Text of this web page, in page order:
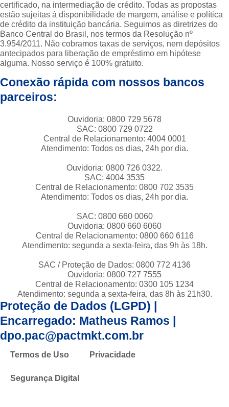
certificado, na intermediação de crédito. Todas as propostas
estão sujeitas à disponibilidade de margem, análise e política
de crédito da instituição bancária. Seguimos as diretrizes do
Banco Central do Brasil, nos termos da Resolução nº
3.954/2011. Não cobramos taxas de serviços, nem depósitos
antecipados para liberação de empréstimo em hipótese
alguma. Nosso serviço é 100% gratuito.
Conexão rápida com nossos bancos
parceiros:
Ouvidoria: 0800 729 5678
SAC: 0800 729 0722
Central de Relacionamento: 4004 0001
Atendimento: Todos os dias, 24h por dia.
Ouvidoria: 0800 726 0322.
SAC: 4004 3535
Central de Relacionamento: 0800 702 3535
Atendimento: Todos os dias, 24h por dia.
SAC: 0800 660 0060
Ouvidoria: 0800 660 6060
Central de Relacionamento: 0800 660 6116
Atendimento: segunda a sexta-feira, das 9h às 18h.
SAC / Proteção de Dados: 0800 772 4136
Ouvidoria: 0800 727 7555
Central de Relacionamento: 0300 105 1234
Atendimento: segunda a sexta-feira, das 8h às 21h30.
Proteção de Dados (LGPD) |
Encarregado: Matheus Ramos |
dpo.pac@pactmkt.com.br
Termos de Uso Privacidade
Segurança Digital